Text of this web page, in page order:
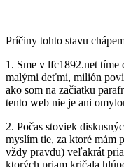
Príčiny tohto stavu
1. Sme v lfc1892.net
malými deťmi, milión
ako som na začiatku
tento web nie je ani
2. Počas stoviek
myslím tie, za ktoré mám
vždy pravdu) veľakrát